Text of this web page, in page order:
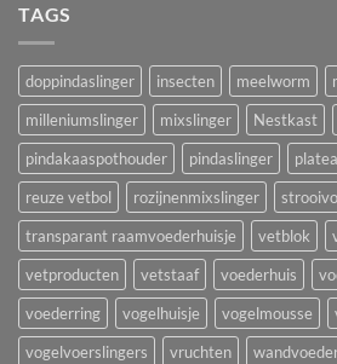
TAGS
doppindaslinger insecten meelworm
milleniumslinger
mixslinger Nestkast
pindakaaspothouder
pindaslinger
reuze vetbol
rozijnenmixslinger
transparant raamvoederhuisje
vetblok
vetproducten
vetstaaf voederhuis
voederring
vogelhuisje vogelmousse
vogelvoerslingers
vruchten